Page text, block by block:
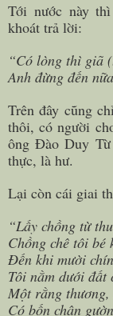
Tới nước này
khoát trả lời:
“Có lòng thì giã
Anh đừng đến
Trên đây cũng
thôi, có người
ông Đào Duy
thực, là hư.
Lại còn cái giai
“Lấy chồng từ
Chồng chê tôi bé
Đến khi mười
Tôi nằm dưới đất
Một rằng
Có bốn chân